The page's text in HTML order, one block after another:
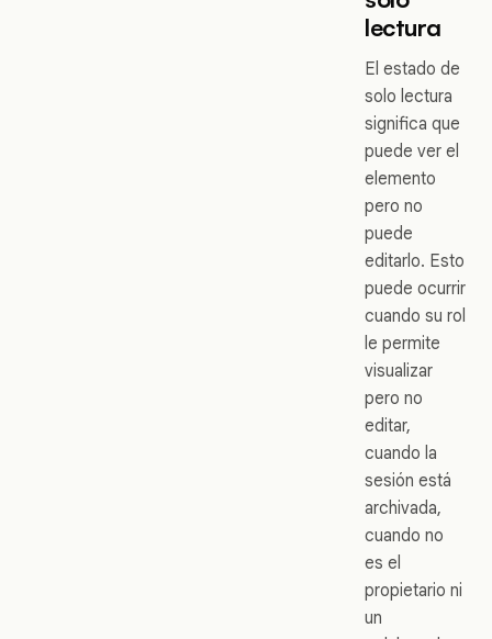
lectura
El estado de
solo lectura
significa que
puede ver el
elemento
pero no
puede
editarlo. Esto
puede ocurrir
cuando su rol
le permite
visualizar
pero no
editar,
cuando la
sesión está
archivada,
cuando no
es el
propietario ni
un